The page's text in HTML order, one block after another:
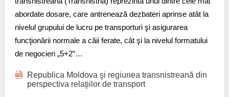
abordate dosare, care antrenează dezbateri aprinse atât la
nivelul grupului de lucru pe transporturi şi asigurarea
funcţionării normale a căii ferate, cât şi la nivelul formatului
de negocieri „5+2”…
Republica Moldova şi regiunea transnistreană din
perspectiva relaţiilor de transport